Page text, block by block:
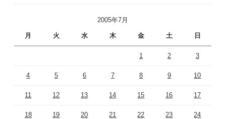
2005年7月
月 火 水 木 金 土 日
1 2 3
4 5 6 7 8 9 10
11 12 13 14 15 16 17
18 19 20 21 22 23 24